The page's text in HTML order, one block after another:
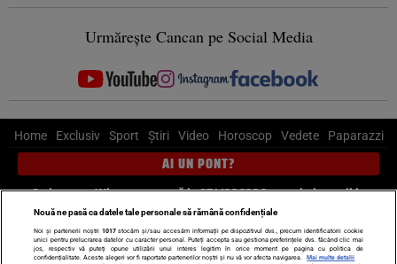
Urmărește Cancan pe Social Media
Home Exclusiv Sport Știri Video Horoscop Vedete Paparazzi
AI UN PONT?
Scrie-ne pe Whatsapp, sună la 0741226226 sau trimite mail la
pont@cancan.ro
Știri interne Știri externe Politică
Nouă ne pasă ca datele tale personale să rămână confidențiale
Noi și partenerii noștri 1017stocăm și/sau accesăm informații pe dispozitivul dvs., precum identificatorii cookie
unici pentru prelucrarea datelor cu caracter personal. Puteți accepta sau gestiona preferințele dvs. făcând clic mai
jos, respectiv vă puteți opune utilizării unui interes legitim în orice moment pe pagina cu politica de
confidențialitate. Aceste alegeri vor fi raportate partenerilor noștri și nu vă vor afecta navigarea.
Mai multe detalii